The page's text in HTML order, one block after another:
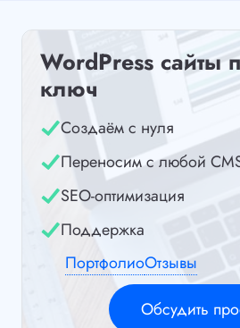
WordPress сайты
ключ
Создаём с нуля
Переносим с любой
SEO-оптимизация
Поддержка
ПортфолиоОтзывы
Обсудить